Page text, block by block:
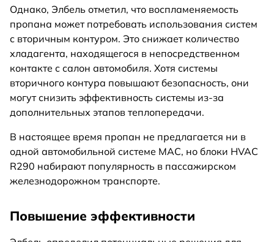
Однако, Элбель отметил, что воспламеняемость
пропана может потребовать использования систем
с вторичным контуром. Это снижает количество
хладагента, находящегося в непосредственном
контакте с салон автомобиля. Хотя системы
вторичного контура повышают безопасность, они
могут снизить эффективность системы из-за
дополнительных этапов теплопередачи.
В настоящее время пропан не предлагается ни в
одной автомобильной системе MAC, но блоки HVAC
R290 набирают популярность в пассажирском
железнодорожном транспорте.
Повышение эффективности